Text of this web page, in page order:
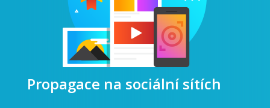
Propagace na sociální sítích